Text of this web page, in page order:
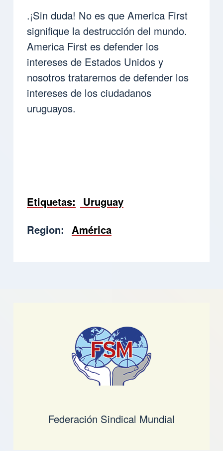
.¡Sin duda! No es que America First
signifique la destrucción del mundo.
America First es defender los
intereses de Estados Unidos y
nosotros trataremos de defender los
intereses de los ciudadanos
uruguayos.
Etiquetas
Uruguay
Region
América
Federación Sindical Mundial